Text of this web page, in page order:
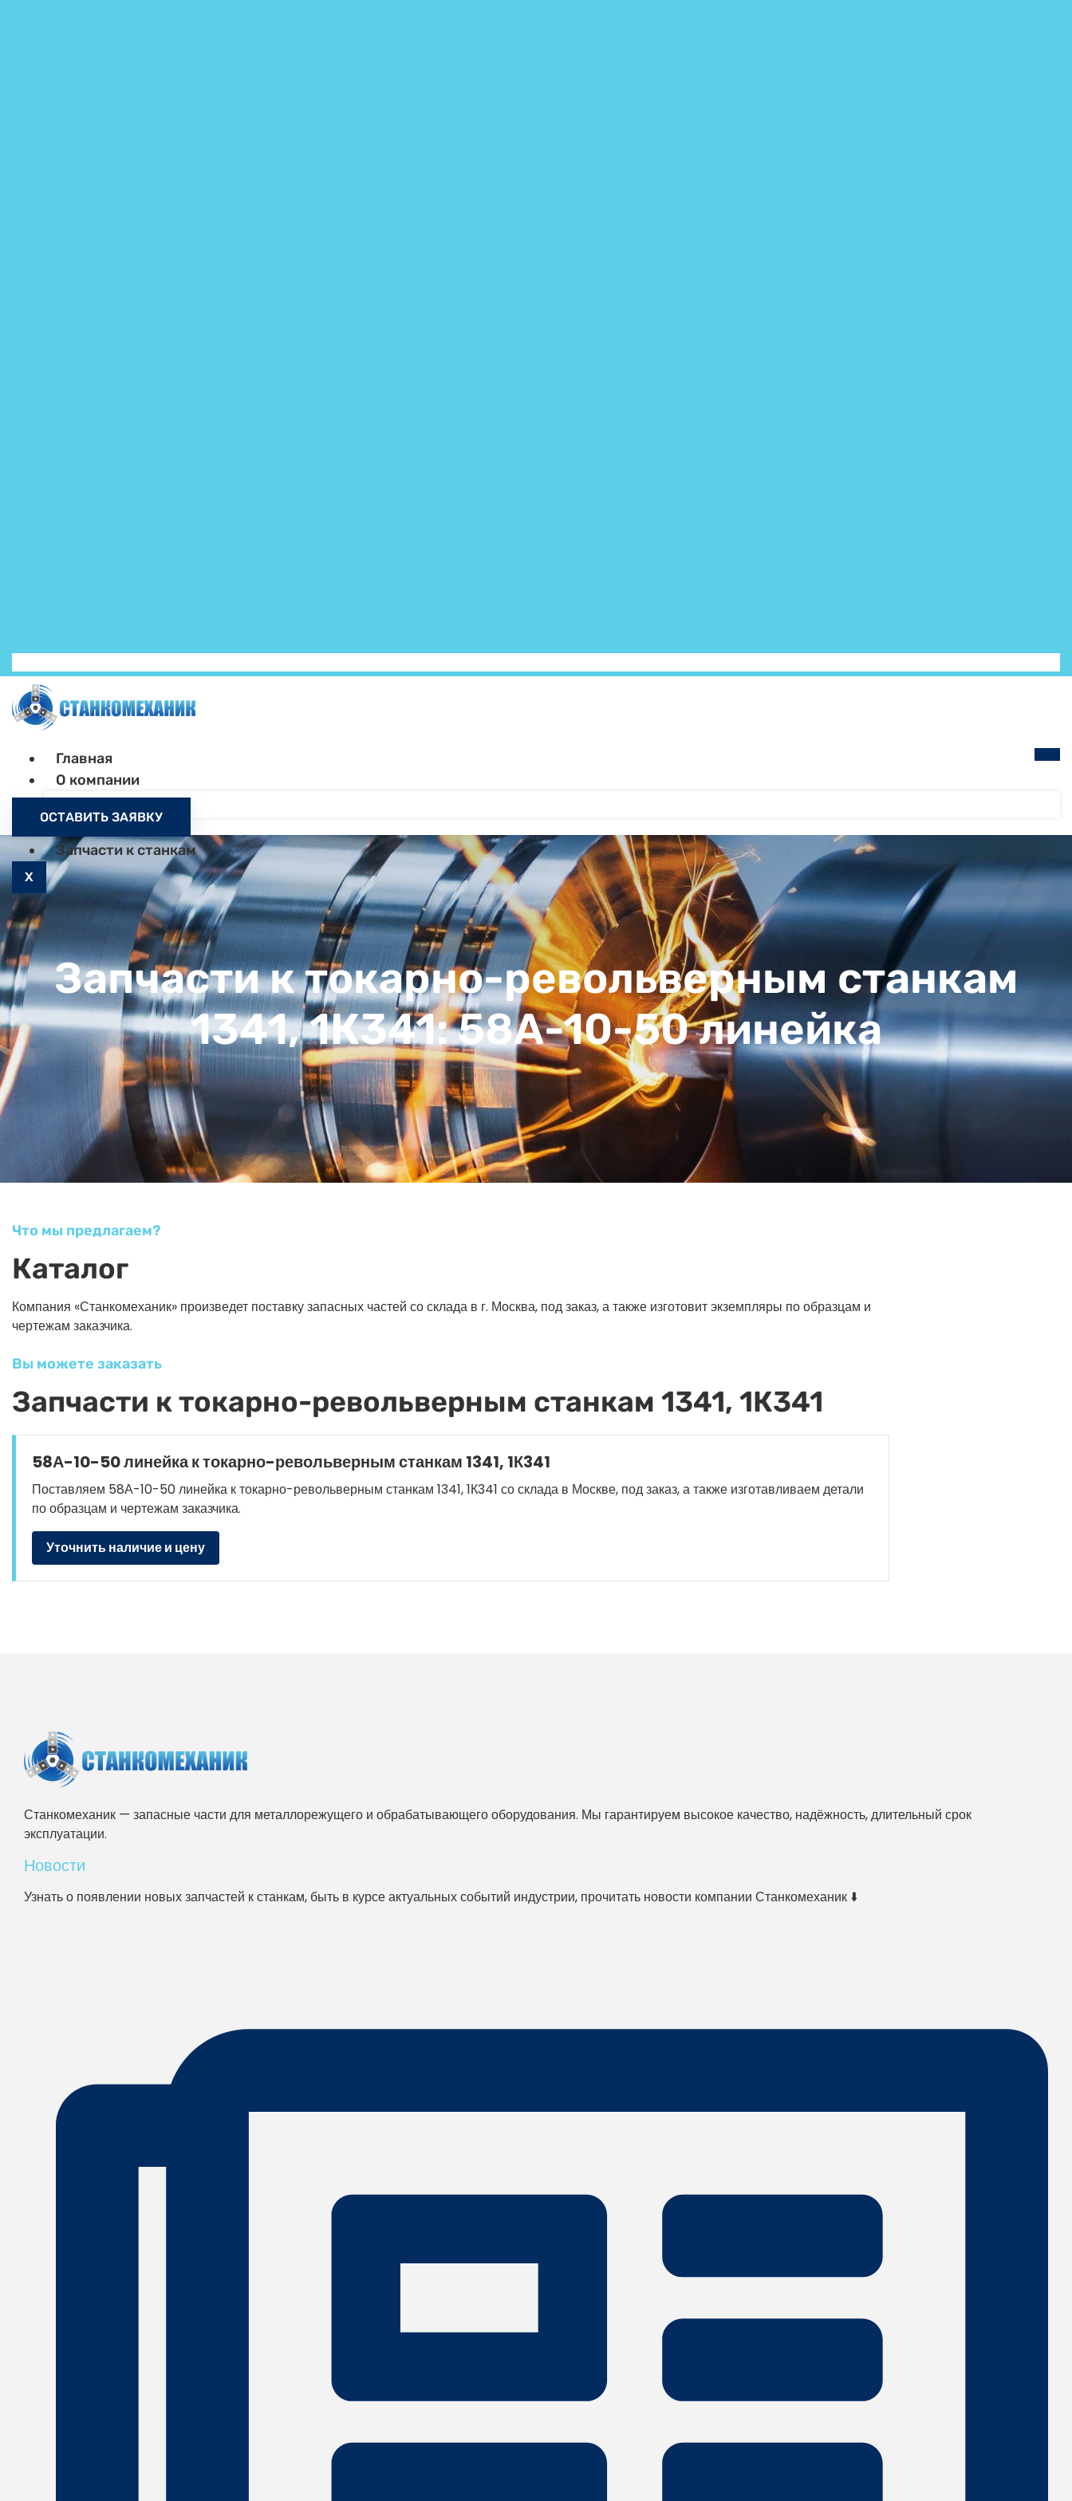
Главная
О компании
Запчасти к станкам
X
ОСТАВИТЬ ЗАЯВКУ
Запчасти к токарно-револьверным станкам
1341, 1К341: 58А-10-50 линейка
Что мы предлагаем?
Каталог
Компания «Станкомеханик» произведет поставку запасных частей со склада в г. Москва, под заказ, а также изготовит экземпляры по образцам и
чертежам заказчика.
Вы можете заказать
Запчасти к токарно-револьверным станкам 1341, 1К341
58А-10-50 линейка к токарно-револьверным станкам 1341, 1К341
Поставляем 58А-10-50 линейка к токарно-револьверным станкам 1341, 1К341 со склада в Москве, под заказ, а также изготавливаем детали
по образцам и чертежам заказчика.
Уточнить наличие и цену
Станкомеханик — запасные части для металлорежущего и обрабатывающего оборудования. Мы гарантируем высокое качество, надёжность, длительный срок
эксплуатации.
Новости
Узнать о появлении новых запчастей к станкам, быть в курсе актуальных событий индустрии, прочитать новости компании Станкомеханик ⬇️